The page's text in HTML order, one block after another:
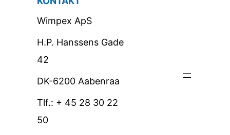
Wimpex ApS
H.P. Hanssens Gade
42
DK-6200 Aabenraa
Tlf.: + 45 28 30 22
50